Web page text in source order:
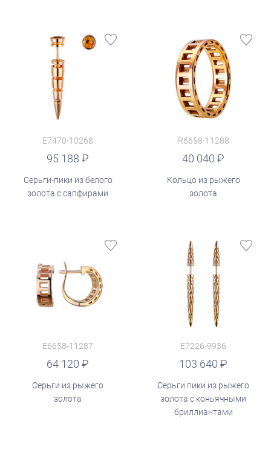
E7470-10268
95 188
Серьги-пики из белого
золота с сапфирами
R6658-11288
40 040
Кольцо из рыжего
золота
E6658-11287
64 120
Серьги из рыжего
золота
E7226-9936
103 640
руб.
Серьги пики из рыжего
золота с коньячными
бриллиантами